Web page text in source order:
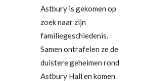
Astbury is gekomen op
zoek naar zijn
familiegeschiedenis.
Samen ontrafelen ze de
duistere geheimen rond
Astbury Hall en komen